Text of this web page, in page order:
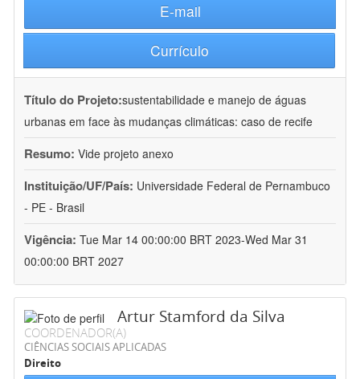
E-mail
Currículo
Título do Projeto:sustentabilidade e manejo de águas
urbanas em face às mudanças climáticas: caso de recife
Resumo: Vide projeto anexo
Instituição/UF/País: Universidade Federal de Pernambuco
- PE - Brasil
Vigência: Tue Mar 14 00:00:00 BRT 2023-Wed Mar 31
00:00:00 BRT 2027
Artur Stamford da Silva
COORDENADOR(A)
CIÊNCIAS SOCIAIS APLICADAS
Direito